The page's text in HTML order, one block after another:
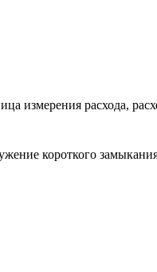
измерения расхода,
короткого